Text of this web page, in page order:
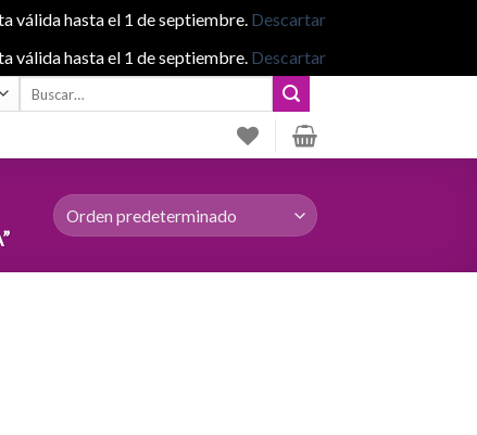
válida hasta el 1 de septiembre. Descartar
válida hasta el 1 de septiembre. Descartar
Buscar